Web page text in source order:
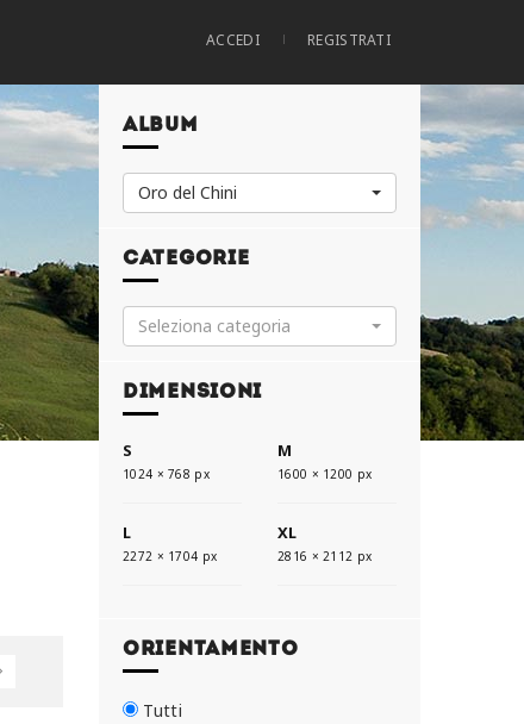
ACCEDI REGISTRATI
ALBUM
Oro del Chini
CATEGORIE
Seleziona categoria
DIMENSIONI
S
1024 × 768 px
M
1600 × 1200 px
L
2272 × 1704 px
XL
2816 × 2112 px
ORIENTAMENTO
Tutti